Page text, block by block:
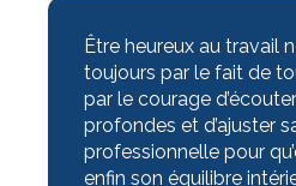
Être heureux au travail
toujours par le fait de
par le courage
profondes et d’ajuster
professionnelle pour
enfin son équilibre